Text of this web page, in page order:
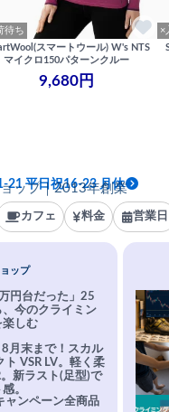
待ち
スマートウール) W's NTS
マイクロ150パターンクルー
9,680円
×
ップ｜2013年創業
21 平日祝16-23 月休
カフェ 料金 営業日
ップ
円台だった」25
今のクライミン
楽しむ
月末まで！スカル
VSR LV。軽く柔
新ラスト(足型)で
。
ャンペーン全商品